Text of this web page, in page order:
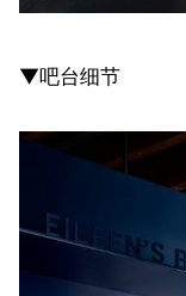
▼吧台细节